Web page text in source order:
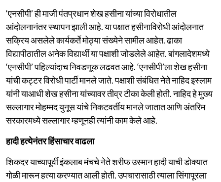
‘एनसीपी’ ही माजी पंतप्रधान शेख हसीना यांच्या विरोधातील
आंदोलनानंतर स्थापन झाली आहे. या पक्षात हसीनाविरोधी आंदोलनात
सक्रिय असलेले कार्यकर्ते मोठ्या संख्येने सामील आहेत. ढाका
विद्यापीठातील अनेक विद्यार्थी या पक्षाशी जोडलेले आहेत. बांगलादेशमध्ये
‘एनसीपी’ पहिल्यांदाच निवडणूक लढवत आहे. ‘एनसीपी’ला शेख हसीना
यांची कट्टर विरोधी पार्टी मानले जाते. पक्षाशी संबंधित नेते नाहिद इस्लाम
यांनी याआधी शेख हसीना यांच्यावर तीव्र टीका केली होती. नाहिद हे मुख्य
सल्लागार मोहम्मद युनूस यांचे निकटवर्तीय मानले जातात आणि अंतरिम
सरकारमध्ये सल्लागार म्हणूनही त्यांनी काम केले आहे.
हादी हत्येनंतर हिंसाचार वाढला
शिकदर याच्यापूर्वी इंकलाब मंचचे नेते शरीफ उस्मान हादी याची डोक्यात
गोळी मारून हत्या करण्यात आली होती. उपचारासाठी त्याला सिंगापूरला